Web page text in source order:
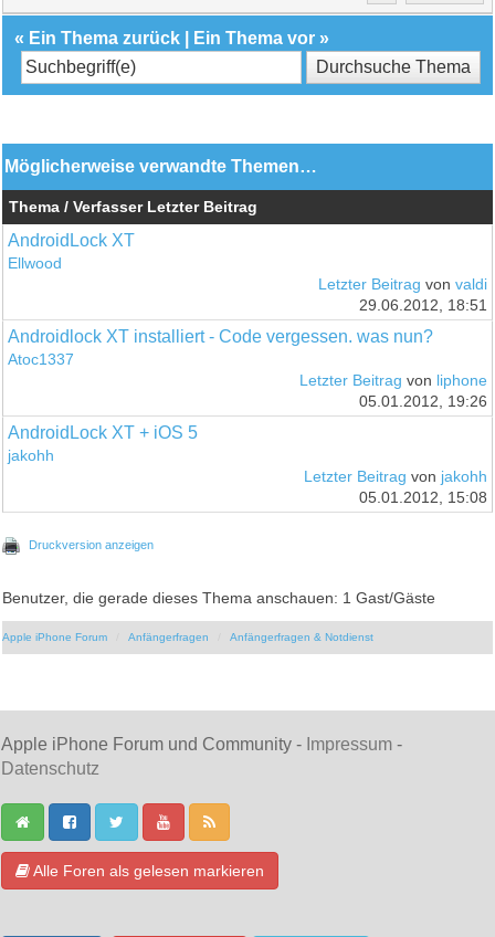
« Ein Thema zurück Ein Thema vor »
Möglicherweise verwandte Themen…
Thema / Verfasser Letzter Beitrag
AndroidLock XT
Ellwood
Letzter Beitrag von valdi
29.06.2012, 18:51
Androidlock XT installiert - Code vergessen. was nun?
Atoc1337
Letzter Beitrag von liphone
05.01.2012, 19:26
AndroidLock XT + iOS 5
jakohh
Letzter Beitrag von jakohh
05.01.2012, 15:08
Druckversion anzeigen
Benutzer, die gerade dieses Thema anschauen: 1 Gast/Gäste
Apple iPhone Forum Anfängerfragen Anfängerfragen & Notdienst
Apple iPhone Forum und Community - Impressum -
Datenschutz
Alle Foren als gelesen markieren